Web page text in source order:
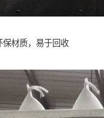
保材质，易于回收